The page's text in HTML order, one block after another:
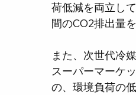
荷低減を両立し
間のCO2排出量
また、次世代冷
スーパーマーケ
の、環境負荷の